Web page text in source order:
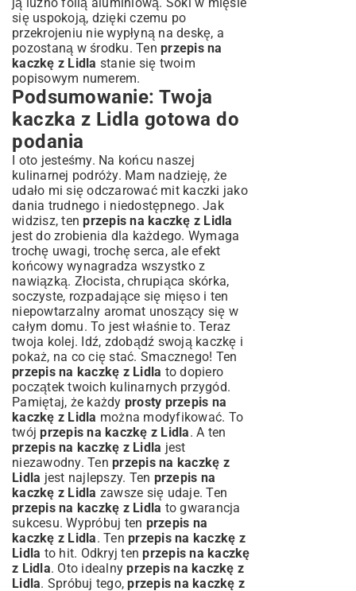
się uspokoją, dzięki czemu po
przekrojeniu nie wypłyną na deskę, a
pozostaną w środku. Ten przepis na
kaczkę z Lidla stanie się twoim
popisowym numerem.
Podsumowanie: Twoja
kaczka z Lidla gotowa do
podania
I oto jesteśmy. Na końcu naszej
kulinarnej podróży. Mam nadzieję, że
udało mi się odczarować mit kaczki jako
dania trudnego i niedostępnego. Jak
widzisz, tenprzepis na kaczkę z Lidla
jest do zrobienia dla każdego. Wymaga
trochę uwagi, trochę serca, ale efekt
końcowy wynagradza wszystko z
nawiązką. Złocista, chrupiąca skórka,
soczyste, rozpadające się mięso i ten
niepowtarzalny aromat unoszący się w
całym domu. To jest właśnie to. Teraz
twoja kolej. Idź, zdobądź swoją kaczkę i
pokaż, na co cię stać. Smacznego! Ten
przepis na kaczkę z Lidla to dopiero
początek twoich kulinarnych przygód.
Pamiętaj, że każdy prosty przepis na
kaczkę z Lidla można modyfikować. To
twójprzepis na kaczkę z Lidla. A ten
przepis na kaczkę z Lidla jest
niezawodny. Ten przepis na kaczkę z
Lidla jest najlepszy. Ten przepis na
kaczkę z Lidla zawsze się udaje. Ten
przepis na kaczkę z Lidla to gwarancja
sukcesu. Wypróbuj ten przepis na
kaczkę z Lidla. Ten przepis na kaczkę z
Lidla to hit. Odkryj tenprzepis na kaczkę
z Lidla. Oto idealnyprzepis na kaczkę z
Lidla. Spróbuj tego,przepis na kaczkę z